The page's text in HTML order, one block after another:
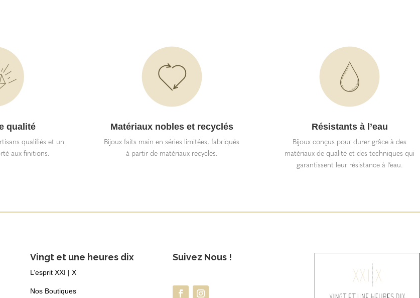
qualité
qualifiés et un
aux finitions.
Matériaux nobles et recyclés
Bijoux faits main en séries limitées, fabriqués
à partir de matériaux recyclés.
Résistants à l’eau
Bijoux conçus pour durer grâce à des
matériaux de qualité et des techniques qui
garantissent leur résistance à l’eau.
Vingt et une heures dix
L’esprit XXI | X
Nos Boutiques
Suivez Nous !